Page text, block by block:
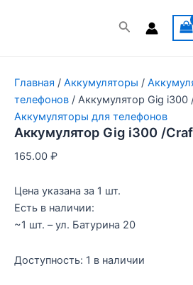
Поиск
Главная / Аккумуляторы /
телефонов / Аккумулятор Gig i300
Аккумуляторы для телефонов
Аккумулятор Gig i300 /
165.00 ₽
Цена указана за 1 шт.
Есть в наличии:
~1 шт. – ул. Батурина 20
Доступность: 1 в наличии